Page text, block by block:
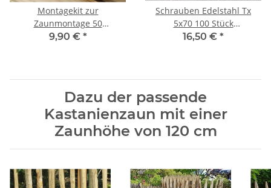
Montagekit zur
Zaunmontage 50
Schrauben, Bit, Bohrer. V2A
9,90 € *
Schrauben Edelstahl Tx
5x70 100 Stück
Terrassenschrauben
16,50 € *
Dazu der passende
Kastanienzaun mit einer
Zaunhöhe von 120 cm